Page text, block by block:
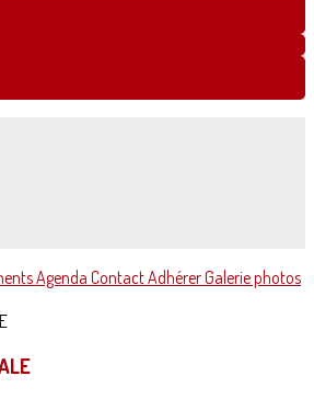
Agenda ContactAdhérerGalerie photos